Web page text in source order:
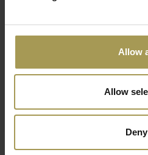
Allow
Allow
Deny
producten. Zo voldoet Helit aan
rubriek gaat terugvinden:
asbakken, prullenmanden,
brievenbakjes, memobakjes,
muismatten en vele andere items.